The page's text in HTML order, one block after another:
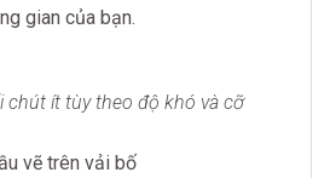
gian của bạn.
chút ít tùy theo độ khó và cỡ
vẽ trên vải bố